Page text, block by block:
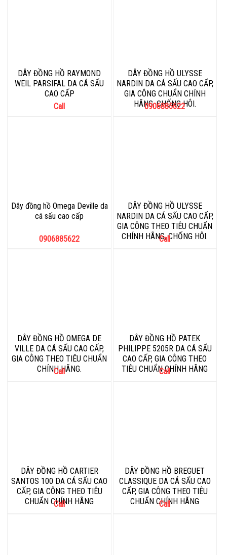
DÂY ĐỒNG HỒ RAYMOND
WEIL PARSIFAL DA CÁ SẤU
CAO CẤP
Call
DÂY ĐỒNG HỒ ULYSSE
NARDIN DA CÁ SẤU CAO CẤP,
GIA CÔNG CHUẨN CHÍNH
HÃNG, CHỐNG HÔI.
0906885622
Dây đồng hồ Omega Deville da
cá sấu cao cấp
0906885622
DÂY ĐỒNG HỒ ULYSSE
NARDIN DA CÁ SẤU CAO CẤP,
GIA CÔNG THEO TIÊU CHUẨN
CHÍNH HÃNG, CHỐNG HÔI.
Call
DÂY ĐỒNG HỒ OMEGA DE
VILLE DA CÁ SẤU CAO CẤP,
GIA CÔNG THEO TIÊU CHUẨN
CHÍNH HÃNG.
Call
DÂY ĐỒNG HỒ PATEK
PHILIPPE 5205R DA CÁ SẤU
CAO CẤP, GIA CÔNG THEO
TIÊU CHUẨN CHÍNH HÃNG
Call
DÂY ĐỒNG HỒ CARTIER
SANTOS 100 DA CÁ SẤU CAO
CẤP, GIA CÔNG THEO TIÊU
CHUẨN CHÍNH HÃNG
Call
DÂY ĐỒNG HỒ BREGUET
CLASSIQUE DA CÁ SẤU CAO
CẤP, GIA CÔNG THEO TIÊU
CHUẨN CHÍNH HÃNG
Call